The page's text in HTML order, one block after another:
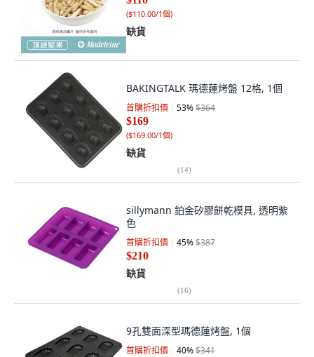
($110.00/1個)
缺貨
BAKINGTALK 瑪德蓮烤盤 12格, 1個
首購折扣價 53%$364
$169
($169.00/1個)
缺貨
(14)
sillymann 鉑金矽膠餅乾模具, 透明紫
色
首購折扣價 45%$387
$210
缺貨
(16)
9孔雙面深型瑪德蓮烤盤, 1個
首購折扣價 40%$341